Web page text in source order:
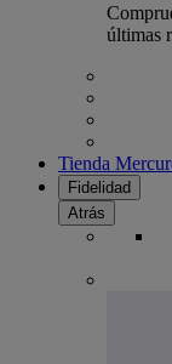
últimas
Tienda
Fidelidad
Atrás